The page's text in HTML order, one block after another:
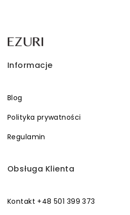
Informacje
Blog
Polityka prywatności
Regulamin
Obsługa Klienta
Kontakt +48 501 399 373